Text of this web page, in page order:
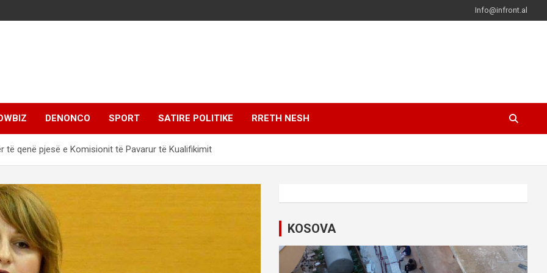
Info@infront.al
DENONCO SPORT SATIRE POLITIKE RRETH NESH
të qenë pjesë e Komisionit të Pavarur të Kualifikimit
KOSOVA